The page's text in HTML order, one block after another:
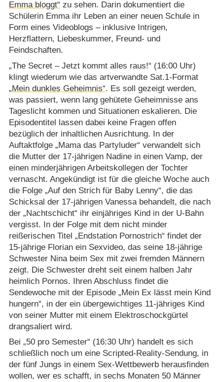
Emma bloggt“ zu sehen. Darin dokumentiert die
Schülerin Emma ihr Leben an einer neuen Schule in
Form eines Videoblogs – inklusive Intrigen,
Herzflattern, Liebeskummer, Freund- und
Feindschaften.
„The Secret – Jetzt kommt alles raus!“ (16:00 Uhr)
klingt wiederum wie das artverwandte Sat.1-Format
„Mein dunkles Geheimnis“. Es soll gezeigt werden,
was passiert, wenn lang gehütete Geheimnisse ans
Tageslicht kommen und Situationen eskalieren. Die
Episodentitel lassen dabei keine Fragen offen
bezüglich der inhaltlichen Ausrichtung. In der
Auftaktfolge „Mama das Partyluder“ verwandelt sich
die Mutter der 17-jährigen Nadine in einen Vamp, der
einen minderjährigen Arbeitskollegen der Tochter
vernascht. Angekündigt ist für die gleiche Woche auch
die Folge „Auf den Strich für Baby Lenny“, die das
Schicksal der 17-jährigen Vanessa behandelt, die nach
der „Nachtschicht“ ihr einjähriges Kind in der U-Bahn
vergisst. In der Folge mit dem nicht minder
reißerischen Titel „Endstation Pornostrich“ findet der
15-jährige Florian ein Sexvideo, das seine 18-jährige
Schwester Nina beim Sex mit zwei fremden Männern
zeigt. Die Schwester dreht seit einem halben Jahr
heimlich Pornos. Ihren Abschluss findet die
Sendewoche mit der Episode „Mein Ex lässt mein Kind
hungern“, in der ein übergewichtiges 11-jähriges Kind
von seiner Mutter mit einem Elektroschockgürtel
drangsaliert wird.
Bei „50 pro Semester“ (16:30 Uhr) handelt es sich
schließlich noch um eine Scripted-Reality-Sendung, in
der fünf Jungs in einem Sex-Wettbewerb herausfinden
wollen, wer es schafft, in sechs Monaten 50 Männer